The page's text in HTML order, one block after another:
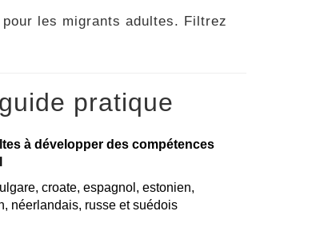
les migrants adultes. Filtrez
pratique
à développer des compétences
croate, espagnol, estonien,
néerlandais, russe et suédois